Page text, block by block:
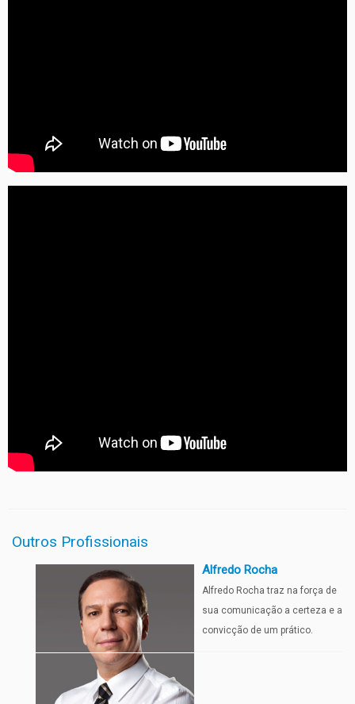
Outros Profissionais
Alfredo Rocha
Alfredo Rocha traz na força de
sua comunicação a certeza e a
convicção de um prático.